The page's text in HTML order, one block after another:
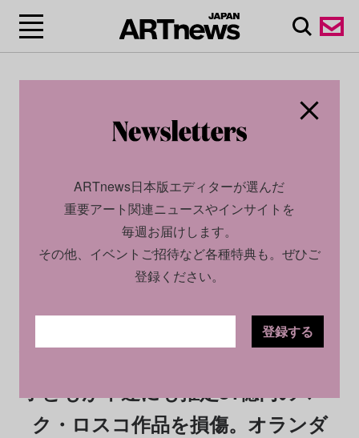
2025.04.30
子どもが不運にも推定81億円のマー
ク・ロスコ作品を損傷。オランダ
ARTnews日本版エディターが選んだ
重要アート関連ニュースやインサイトを
毎週お届けします。
その他、イベントご招待など各種特典も。ぜひご
登録ください。
登録する